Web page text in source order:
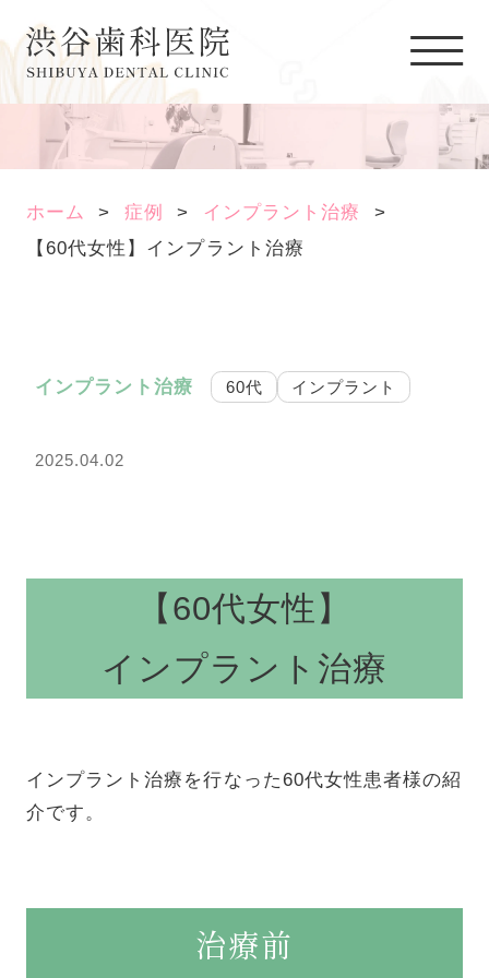
ホーム 症例
インプラント治療
【60代女性】インプラント治療
インプラント治療 60代 インプラント
2025.04.02
【60代女性】
インプラント治療
インプラント治療を行なった60代女性患者様の紹
介です。
治療前